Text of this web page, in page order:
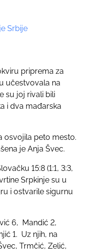
Srbije
priprema za
učestvovala na
su joj rivali bili
i dva mađarska
osvojila peto mesto.
je Anja Švec.
15:8 (1:1, 3:3,
Srpkinje su u
i ostvarile sigurnu
6, Mandić 2,
1. Uz njih, na
Trmčić, Zelić,